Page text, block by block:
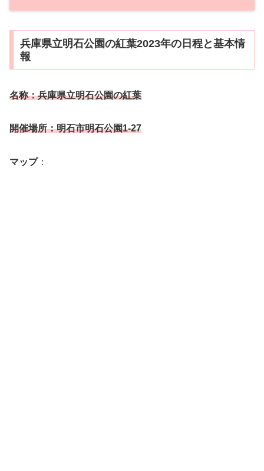
兵庫県立明石公園の紅葉2023年の日程と基本情
報
名称：兵庫県立明石公園の紅葉
開催場所：明石市明石公園1-27
マップ：